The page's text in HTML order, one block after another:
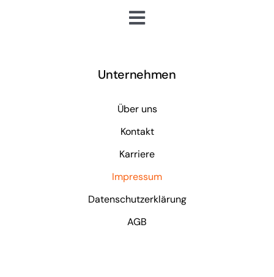
Toggle
Mitarbeiter
Teams
Agile Vorgehensweise
Unternehmen
Über uns
Kontakt
Karriere
Impressum
Datenschutzerklärung
AGB